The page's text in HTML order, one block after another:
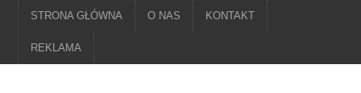
STRONA GŁÓWNA O NAS KONTAKT
REKLAMA